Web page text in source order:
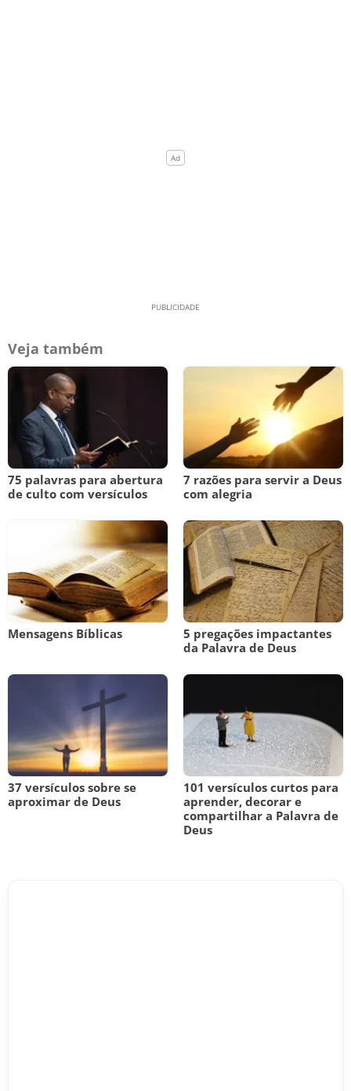
Veja também
75 palavras para abertura
de culto com versículos
7 razões para servir a Deus
com alegria
Mensagens Bíblicas
5 pregações impactantes
da Palavra de Deus
37 versículos sobre se
aproximar de Deus
101 versículos curtos para
aprender, decorar e
compartilhar a Palavra de
Deus